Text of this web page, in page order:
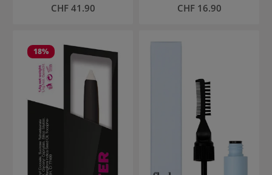
Regulärer Preis:
CHF 41.90
Regulärer Preis:
CHF 16.90
18%